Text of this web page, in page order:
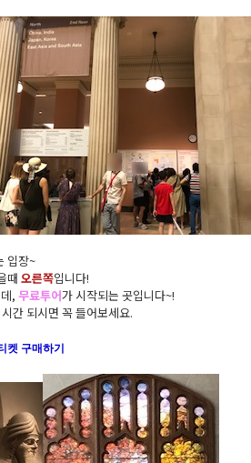
입장~
때 오른쪽입니다!
, 무료투어가 시작되는 곳입니다~!
간 되시면 꼭 들어보세요.
켓 구매하기